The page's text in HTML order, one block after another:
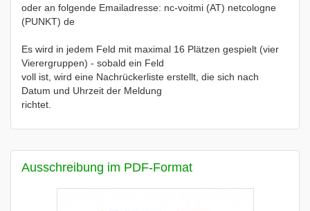
oder an folgende Emailadresse: nc-voitmi (AT) netcologne
(PUNKT) de
Es wird in jedem Feld mit maximal 16 Plätzen gespielt (vier
Vierergruppen) - sobald ein Feld
voll ist, wird eine Nachrückerliste erstellt, die sich nach
Datum und Uhrzeit der Meldung
richtet.
Ausschreibung im PDF-Format